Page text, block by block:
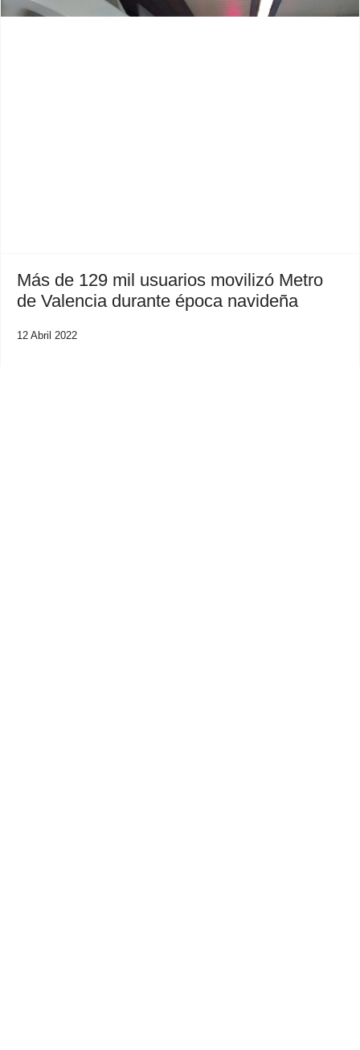
Más de 129 mil usuarios movilizó Metro
de Valencia durante época navideña
12 Abril 2022